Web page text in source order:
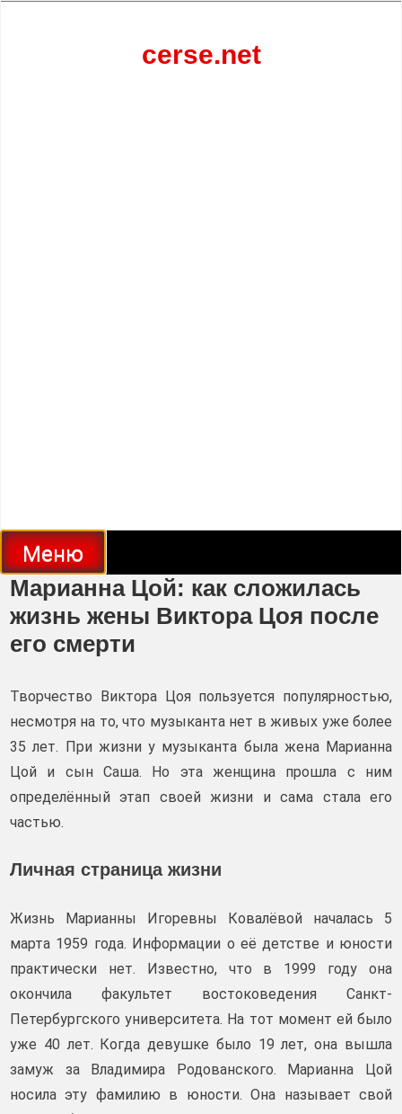
cerse.net
Меню
Марианна Цой: как сложилась
жизнь жены Виктора Цоя после
его смерти
Творчество Виктора Цоя пользуется популярностью,
несмотря на то, что музыканта нет в живых уже более
35 лет. При жизни у музыканта была жена Марианна
Цой и сын Саша. Но эта женщина прошла с ним
определённый этап своей жизни и сама стала его
частью.
Личная страница жизни
Жизнь Марианны Игоревны Ковалёвой началась 5
марта 1959 года. Информации о её детстве и юности
практически нет. Известно, что в 1999 году она
окончила факультет востоковедения Санкт-
Петербургского университета. На тот момент ей было
уже 40 лет. Когда девушке было 19 лет, она вышла
замуж за Владимира Родованского. Марианна Цой
носила эту фамилию в юности. Она называет свой